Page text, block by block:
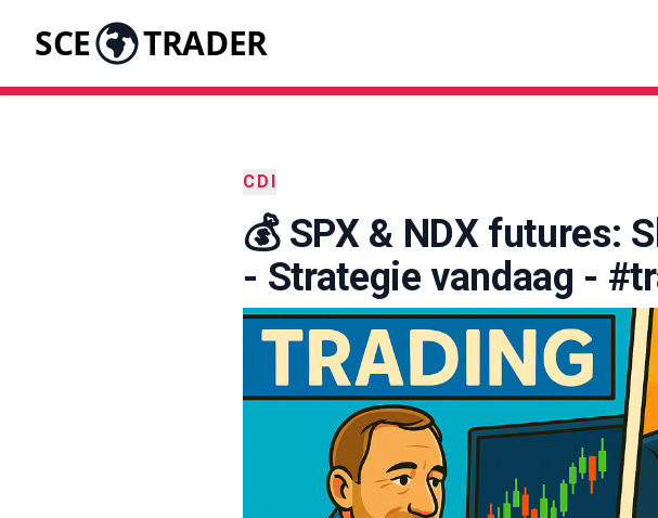
SCE TRADER
CDI
💰 SPX & NDX futures:
- Strategie vandaag -